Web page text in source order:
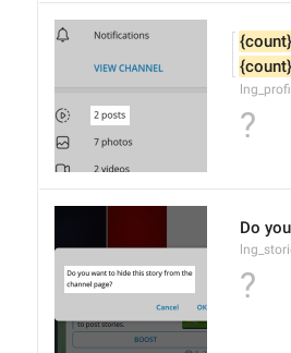
{count}
{count}
?
Do
?